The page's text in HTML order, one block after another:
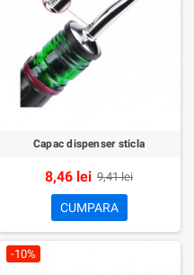
Capac dispenser sticla
8,46 lei 9,41 lei
CUMPARA
-10%